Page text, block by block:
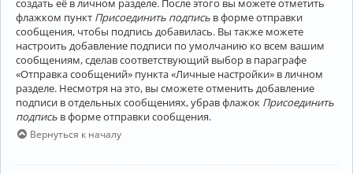
флажком пункт Присоединить подпись в форме отправки
сообщения, чтобы подпись добавилась. Вы также можете
настроить добавление подписи по умолчанию ко всем вашим
сообщениям, сделав соответствующий выбор в параграфе
«Отправка сообщений» пункта «Личные настройки» в личном
разделе. Несмотря на это, вы сможете отменить добавление
подписи в отдельных сообщениях, убрав флажок Присоединить
подпись в форме отправки сообщения.
Вернуться к началу